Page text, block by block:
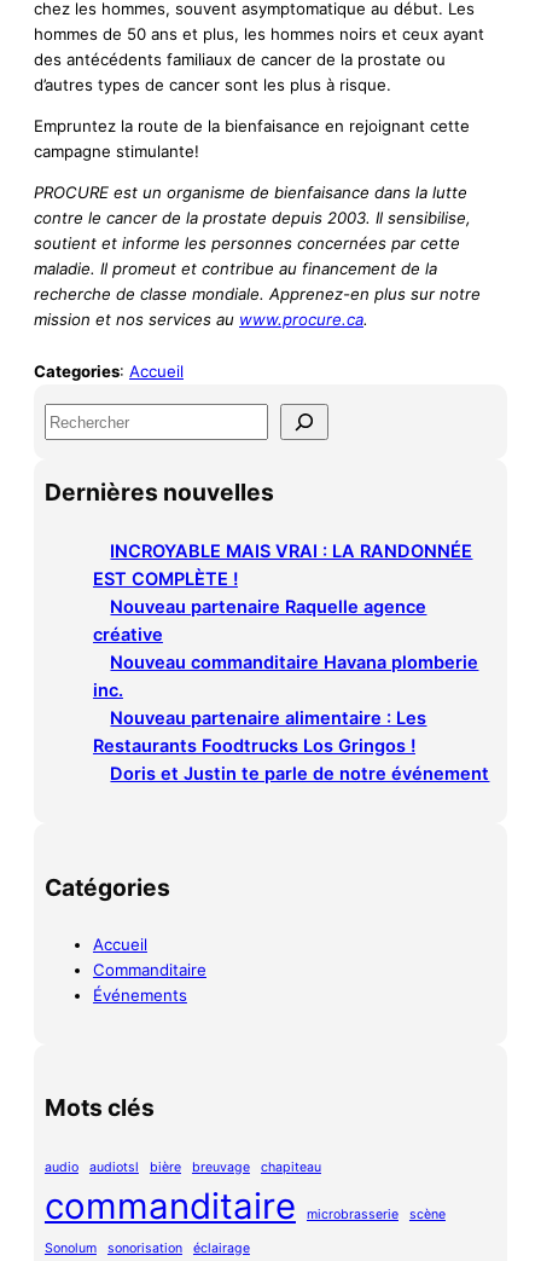
chez les hommes, souvent asymptomatique au début. Les
hommes de 50 ans et plus, les hommes noirs et ceux ayant
des antécédents familiaux de cancer de la prostate ou
d’autres types de cancer sont les plus à risque.
Empruntez la route de la bienfaisance en rejoignant cette
campagne stimulante!
PROCURE est un organisme de bienfaisance dans la lutte
contre le cancer de la prostate depuis 2003. Il sensibilise,
soutient et informe les personnes concernées par cette
maladie. Il promeut et contribue au financement de la
recherche de classe mondiale. Apprenez-en plus sur notre
mission et nos services au www.procure.ca.
Categories: Accueil
S
e
Dernières nouvelles
INCROYABLE MAIS VRAI : LA RANDONNÉE
EST COMPLÈTE !
Nouveau partenaire Raquelle agence
créative
Nouveau commanditaire Havana plomberie
inc.
Nouveau partenaire alimentaire : Les
Restaurants Foodtrucks Los Gringos !
Doris et Justin te parle de notre événement
Catégories
Accueil
Commanditaire
Événements
Mots clés
audio audiotsl bière breuvage chapiteau
commanditaire microbrasserie scène
Sonolum sonorisation éclairage